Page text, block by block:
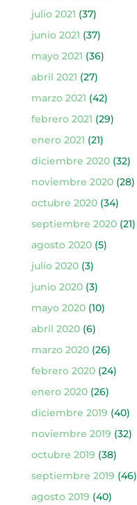
julio 2021 (37)
junio 2021 (37)
mayo 2021 (36)
abril 2021 (27)
marzo 2021 (42)
febrero 2021 (29)
enero 2021 (21)
diciembre 2020(32)
noviembre 2020(28)
octubre 2020(34)
septiembre 2020(21)
agosto 2020(5)
julio 2020(3)
junio 2020(3)
mayo 2020(10)
abril 2020(6)
marzo 2020(26)
febrero 2020(24)
enero 2020(26)
diciembre 2019 (40)
noviembre 2019 (32)
octubre 2019 (38)
septiembre 2019 (46)
agosto 2019 (40)